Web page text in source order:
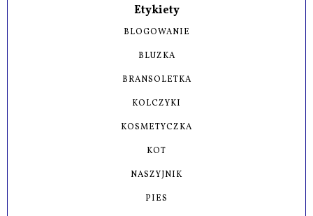
Etykiety
BLOGOWANIE
BLUZKA
BRANSOLETKA
KOLCZYKI
KOSMETYCZKA
KOT
NASZYJNIK
PIES